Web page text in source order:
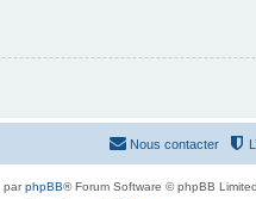
Nous contacter
parphpBB® Forum Software © phpBB Limited